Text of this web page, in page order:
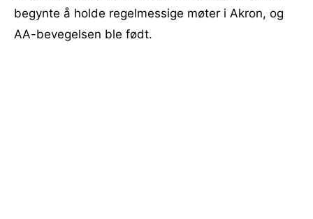
begynte å holde regelmessige møter i Akron, og
AA-bevegelsen ble født.